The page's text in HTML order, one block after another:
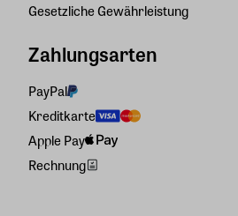
Gesetzliche Gewährleistung
Zahlungsarten
PayPal
Kreditkarte
Apple Pay
Rechnung